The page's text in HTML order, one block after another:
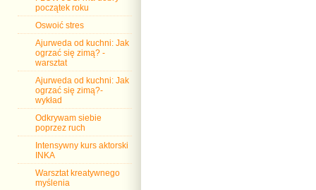
początek roku
Oswoić stres
Ajurweda od kuchni: Jak
ogrzać się zimą? -
warsztat
Ajurweda od kuchni: Jak
ogrzać się zimą?-
wykład
Odkrywam siebie
poprzez ruch
Intensywny kurs aktorski
INKA
Warsztat kreatywnego
myślenia